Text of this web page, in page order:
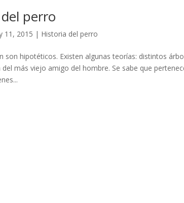
perro
11, 2015 | Historia del perro
son hipotéticos. Existen algunas teorías: distintos
más viejo amigo del hombre. Se sabe que